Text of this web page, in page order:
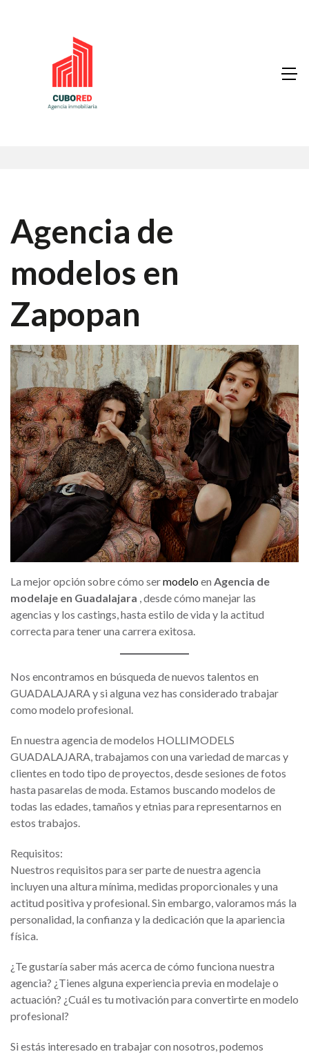
Agencia de
modelos en
Zapopan
La mejor opción sobre cómo sermodelo en Agencia de
modelaje en Guadalajara , desde cómo manejar las
agencias y los castings, hasta estilo de vida y la actitud
correcta para tener una carrera exitosa.
Nos encontramos en búsqueda de nuevos talentos en
GUADALAJARA y si alguna vez has considerado trabajar
como modelo profesional.
En nuestra agencia de modelos HOLLIMODELS
GUADALAJARA, trabajamos con una variedad de marcas y
clientes en todo tipo de proyectos, desde sesiones de fotos
hasta pasarelas de moda. Estamos buscando modelos de
todas las edades, tamaños y etnias para representarnos en
estos trabajos.
Requisitos:
Nuestros requisitos para ser parte de nuestra agencia
incluyen una altura mínima, medidas proporcionales y una
actitud positiva y profesional. Sin embargo, valoramos más la
personalidad, la confianza y la dedicación que la apariencia
física.
¿Te gustaría saber más acerca de cómo funciona nuestra
agencia? ¿Tienes alguna experiencia previa en modelaje o
actuación? ¿Cuál es tu motivación para convertirte en modelo
profesional?
Si estás interesado en trabajar con nosotros, podemos